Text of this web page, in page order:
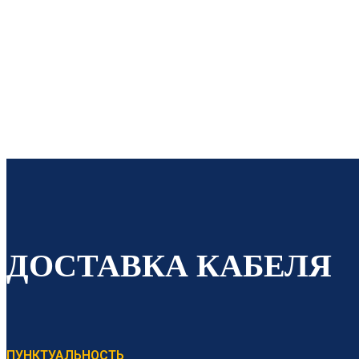
ДОСТАВКА КАБЕЛЯ
ПУНКТУАЛЬНОСТЬ